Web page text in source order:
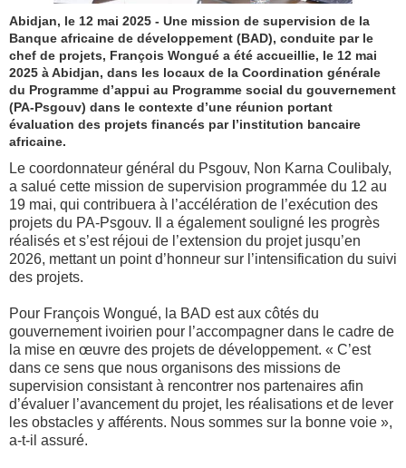
Abidjan, le 12 mai 2025 - Une mission de supervision de la
Banque africaine de développement (BAD), conduite par le
chef de projets, François Wongué a été accueillie, le 12 mai
2025 à Abidjan, dans les locaux de la Coordination générale
du Programme d’appui au Programme social du gouvernement
(PA-Psgouv) dans le contexte d’une réunion portant
évaluation des projets financés par l’institution bancaire
africaine.
Le coordonnateur général du Psgouv, Non Karna Coulibaly,
a salué cette mission de supervision programmée du 12 au
19 mai, qui contribuera à l’accélération de l’exécution des
projets du PA-Psgouv. Il a également souligné les progrès
réalisés et s’est réjoui de l’extension du projet jusqu’en
2026, mettant un point d’honneur sur l’intensification du suivi
des projets.
Pour François Wongué, la BAD est aux côtés du
gouvernement ivoirien pour l’accompagner dans le cadre de
la mise en œuvre des projets de développement. « C’est
dans ce sens que nous organisons des missions de
supervision consistant à rencontrer nos partenaires afin
d’évaluer l’avancement du projet, les réalisations et de lever
les obstacles y afférents. Nous sommes sur la bonne voie »,
a-t-il assuré.